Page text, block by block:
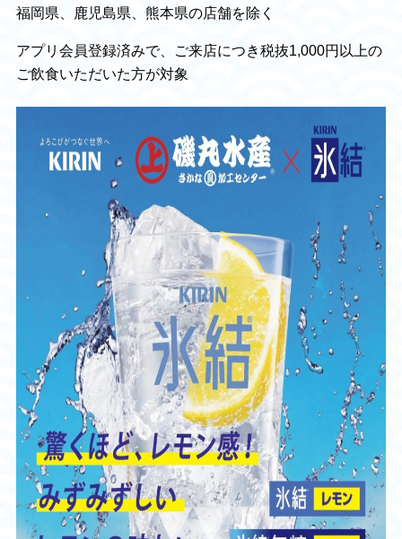
福岡県、鹿児島県、熊本県の店舗を除く
アプリ会員登録済みで、ご来店につき税抜1,000円以上の
ご飲食いただいた方が対象